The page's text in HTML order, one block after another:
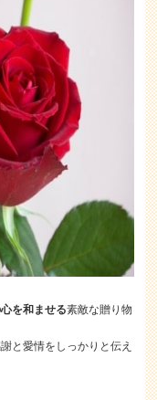
を和ませる素敵な贈り物
と愛情をしっかりと伝え